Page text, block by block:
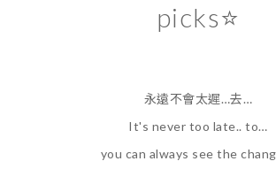
picks⭐️
永遠不會太遲…去…
It's never too late.. to…
you can always see the